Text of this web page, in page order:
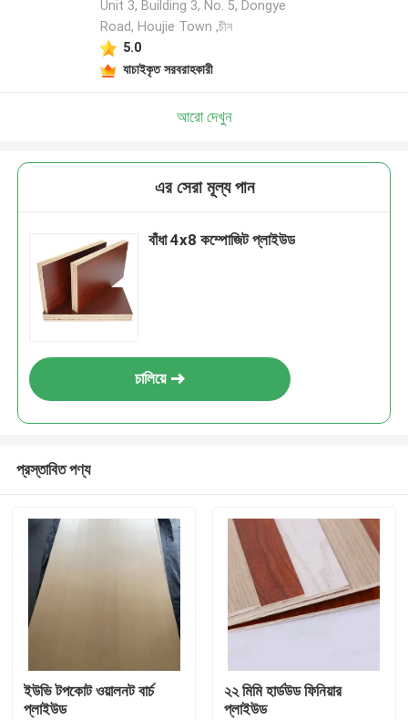
Unit 3, Building 3, No. 5, Dongye
Road, Houjie Town ,চীন
5.0
যাচাইকৃত সরবরাহকারী
আরো দেখুন
এর সেরা মূল্য পান
বাঁধা 4x8 কম্পোজিট প্লাইউড
চালিয়ে
প্রস্তাবিত পণ্য
ইউভি টপকোট ওয়ালনট বার্চ
প্লাইউড
২২ মিমি হার্ডউড ফিনিয়ার
প্লাইউড